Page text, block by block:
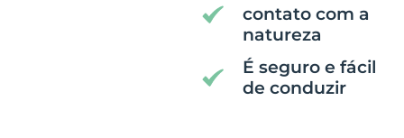
contato com a
natureza
É seguro e fácil
de conduzir